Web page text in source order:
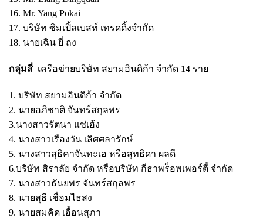
16. Mr. Yang Pokai
17. บริษัท ซิมเปิ้ลเบสท์ เทรดดิ้งจำกัด
18. นายเฉิน ยี่ ถง
กลุ่มสี่ เครือข่ายบริษัท สยามอินดิก้า จำกัด 14 ราย
1. บริษัท สยามอินดิก้า จำกัด
2. นายอภิชาติ จันทร์สกุลพร
3.นางสาวรัตนา แซ่เฮ้ง
4. นางสาวเรืองวัน เลิศศลารักษ์
5. นางสาวสุธิคาจันทะเอ หรือสุทธิดา ผลดี
6.บริษัท สิราลัย จำกัด หรือบริษัท กีธาพร็อพเพอร์ตี้ จำกัด
7. นางสาวธันยพร จันทร์สกุลพร
8. นายสุธี เชื่อมไธสง
9. นายสมคิด เอื้อนสุภา